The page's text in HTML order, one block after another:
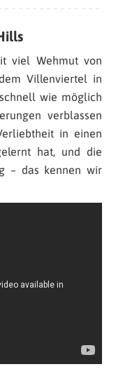
viel Wehmut von
Villenviertel in
wie möglich
verblassen
in einen
hat, und die
– das kennen wir